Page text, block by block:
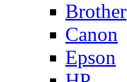
Brother
Canon
Epson